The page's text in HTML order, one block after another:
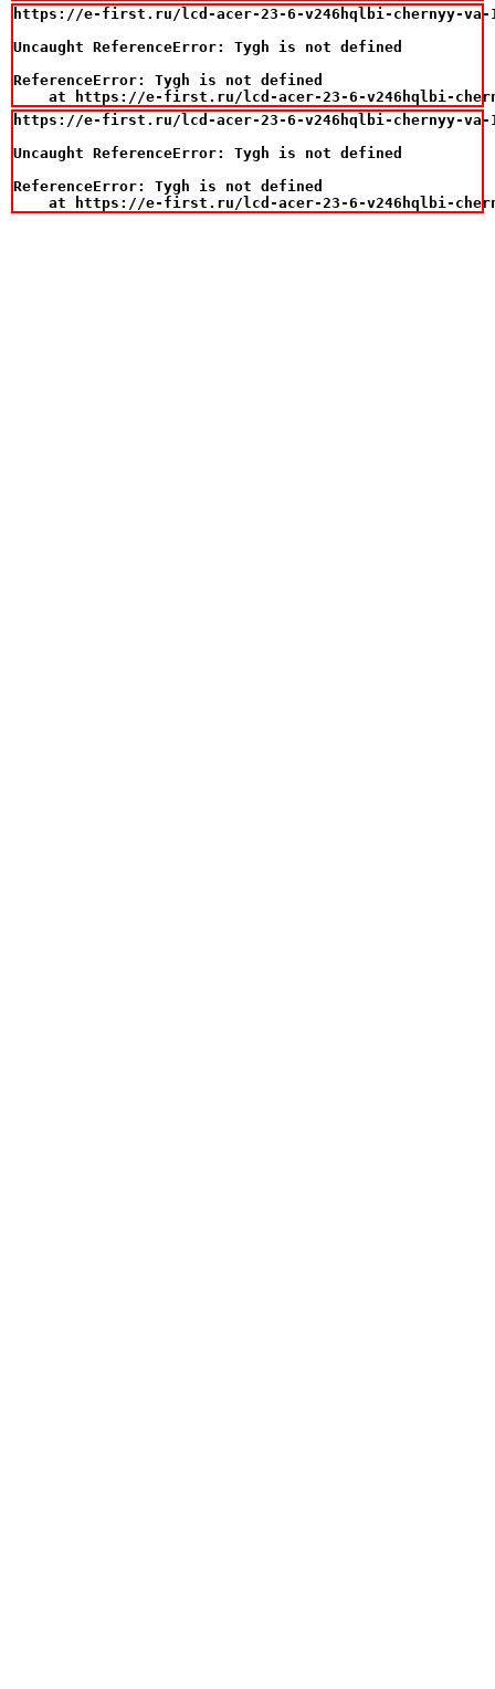
https://e-first.ru/lcd-acer-23-6-v246hqlbi-chernyy-va-
Uncaught ReferenceError: Tygh is not defined
ReferenceError: Tygh is not defined
at https://e-first.ru/lcd-acer-23-6-v246hqlbi-
https://e-first.ru/lcd-acer-23-6-v246hqlbi-chernyy-va-
Uncaught ReferenceError: Tygh is not defined
ReferenceError: Tygh is not defined
at https://e-first.ru/lcd-acer-23-6-v246hqlbi-